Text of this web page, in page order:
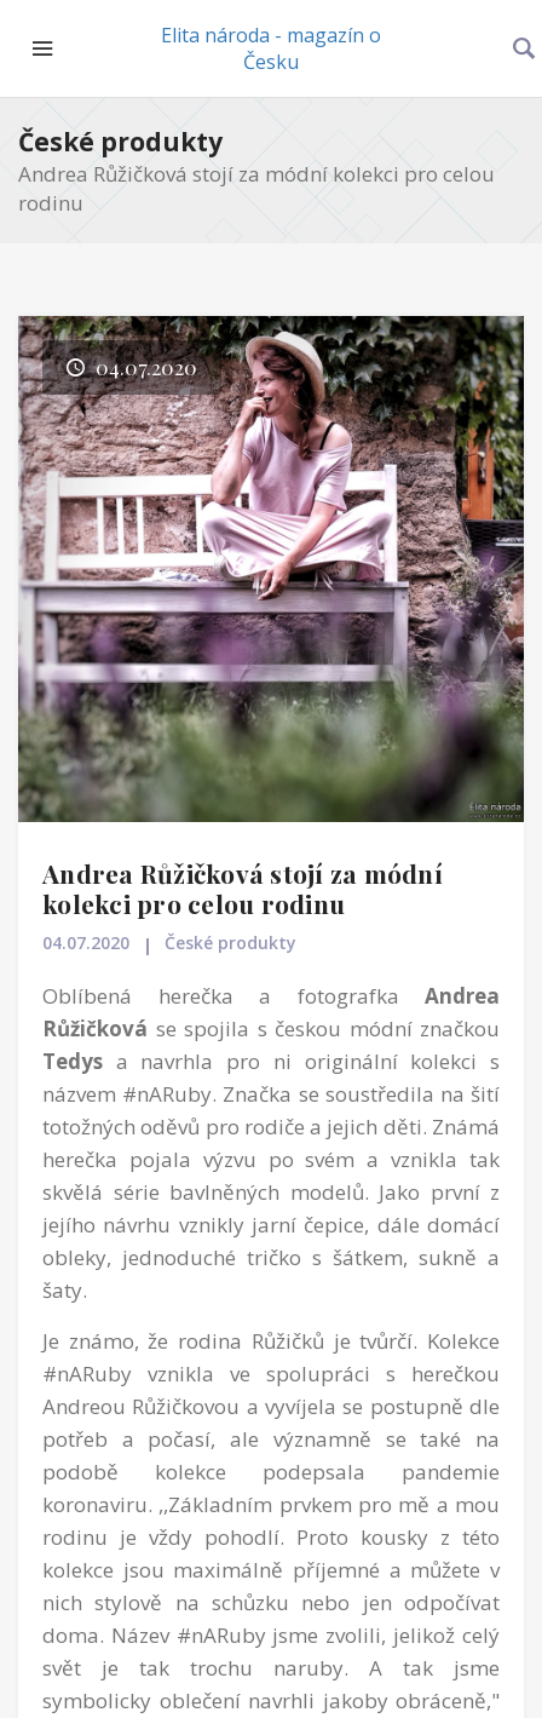
Elita národa - magazín o
Česku
České produkty
Andrea Růžičková stojí za módní kolekci pro celou
rodinu
04.07.2020
Andrea Růžičková stojí za módní
kolekci pro celou rodinu
04.07.2020 České produkty
Oblíbená herečka a fotografka Andrea
Růžičková se spojila s českou módní značkou
Tedys a navrhla pro ni originální kolekci s
názvem #nARuby. Značka se soustředila na šití
totožných oděvů pro rodiče a jejich děti. Známá
herečka pojala výzvu po svém a vznikla tak
skvělá série bavlněných modelů. Jako první z
jejího návrhu vznikly jarní čepice, dále domácí
obleky, jednoduché tričko s šátkem, sukně a
šaty.
Je známo, že rodina Růžičků je tvůrčí. Kolekce
#nARuby vznikla ve spolupráci s herečkou
Andreou Růžičkovou a vyvíjela se postupně dle
potřeb a počasí, ale významně se také na
podobě kolekce podepsala pandemie
koronaviru. ,,Základním prvkem pro mě a mou
rodinu je vždy pohodlí. Proto kousky z této
kolekce jsou maximálně příjemné a můžete v
nich stylově na schůzku nebo jen odpočívat
doma. Název #nARuby jsme zvolili, jelikož celý
svět je tak trochu naruby. A tak jsme
symbolicky oblečení navrhli jakoby obráceně,"